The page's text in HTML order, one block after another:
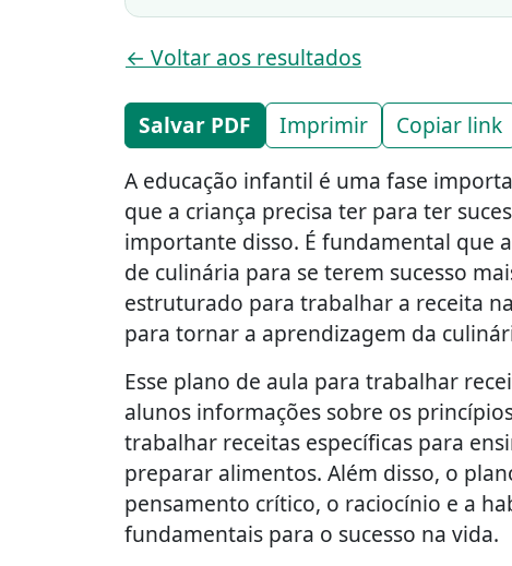
← Voltar aos resultados
Salvar PDF Imprimir Copiar link
A educação infantil é uma fase
que a criança precisa ter para ter
importante disso. É fundamental que
de culinária para se terem sucesso
estruturado para trabalhar a receita
para tornar a aprendizagem da
Esse plano de aula para trabalhar
alunos informações sobre os
trabalhar receitas específicas para
preparar alimentos. Além disso, o
pensamento crítico, o raciocínio e a
fundamentais para o sucesso na vida.